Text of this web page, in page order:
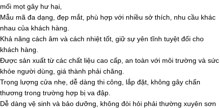
mối mọt gây hư hại,
Mẫu mã đa dạng, đẹp mắt, phù hợp với nhiều sở thích, nhu cầu khác
nhau của khách hàng.
Khả năng cách âm và cách nhiệt tốt, giữ sự yên tĩnh tuyệt đối cho
khách hàng.
Được sản xuất từ các chất liệu cao cấp, an toàn với môi trường và sức
khỏe người dùng, giá thành phải chăng.
Trọng lượng cửa nhẹ, dễ dàng thi công, lắp đặt, không gây chấn
thương trong trường hợp bị va đập.
Dễ dàng vệ sinh và bảo dưỡng, không đòi hỏi phải thường xuyên sơn